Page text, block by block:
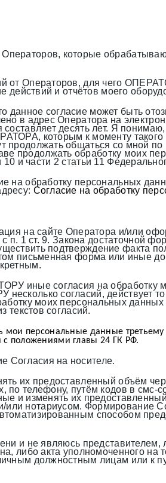
которые
от Операторов, для чего
действий и отчётов моего
данное согласие может быть
в адрес Оператора на
десять лет. Я
которым к моменту
продолжать общаться со мной
обработку моих
10 и части 2 статьи 11
на обработку персональных
Согласие на обработку
на сайте Оператора и/или
п. 1 ст. 9. Закона достаточной
подтверждение факта
письменная форма или иные
иные согласия на обработку
согласий, действует
моих персональных данных
текстов согласий.
мои персональные данные
с положениями главы 24 ГК РФ.
Согласия на носителе.
их предоставленный объём
телефону, путём кодов в смс-
и изменять их
нотариусом. Формирование
способом
и не являюсь
либо акта уполномоченного на
должностным лицам или к